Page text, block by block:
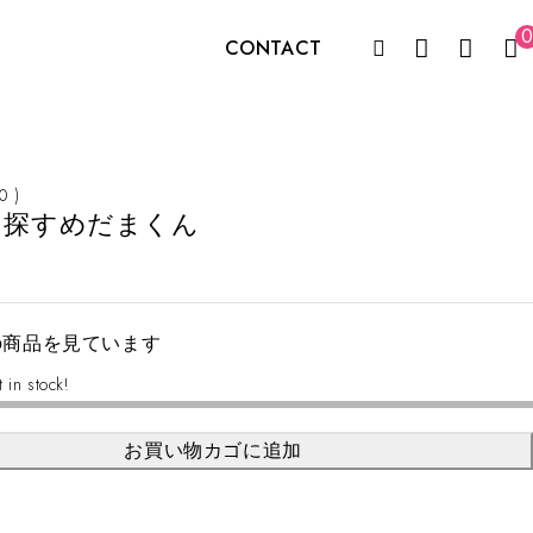
CONTACT 0
)
すめだまくん
品を見ています
in stock!
お買い物カゴに追加